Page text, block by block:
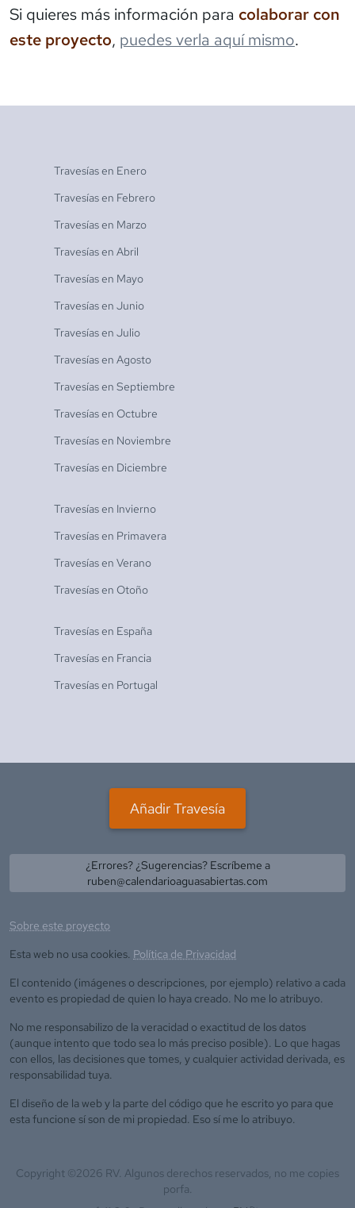
Si quieres más información para colaborar con
este proyecto, puedes verla aquí mismo.
Travesías en Enero
Travesías en Febrero
Travesías en Marzo
Travesías en Abril
Travesías en Mayo
Travesías en Junio
Travesías en Julio
Travesías en Agosto
Travesías en Septiembre
Travesías en Octubre
Travesías en Noviembre
Travesías en Diciembre
Travesías en Invierno
Travesías en Primavera
Travesías en Verano
Travesías en Otoño
Travesías en España
Travesías en Francia
Travesías en Portugal
Añadir Travesía
¿Errores? ¿Sugerencias? Escríbeme a
ruben@calendarioaguasabiertas.com
Sobre este proyecto
Esta web no usa cookies. Política de Privacidad
El contenido (imágenes o descripciones, por ejemplo) relativo a cada
evento es propiedad de quien lo haya creado. No me lo atribuyo.
No me responsabilizo de la veracidad o exactitud de los datos
(aunque intento que todo sea lo más preciso posible). Lo que hagas
con ellos, las decisiones que tomes, y cualquier actividad derivada, es
responsabilidad tuya.
El diseño de la web y la parte del código que he escrito yo para que
esta funcione sí son de mi propiedad. Eso sí me lo atribuyo.
Copyright ©2026 RV. Algunos derechos reservados, no me copies
porfa.